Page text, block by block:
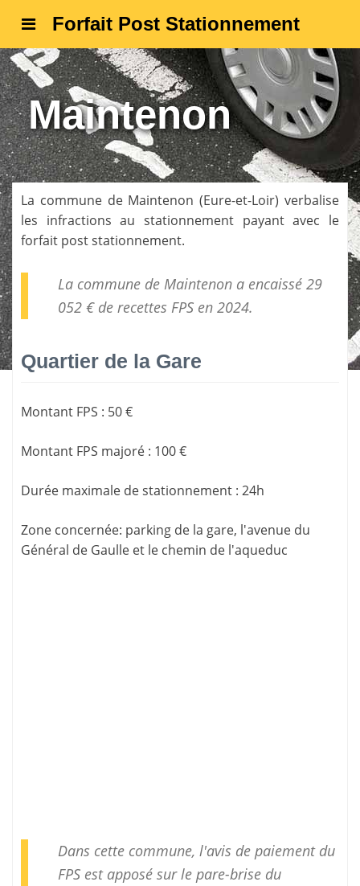
Forfait Post Stationnement
Maintenon
La commune de Maintenon (Eure-et-Loir) verbalise
les infractions au stationnement payant avec le
forfait post stationnement.
La commune de Maintenon a encaissé 29
052 € de recettes FPSen 2024.
Quartier de la Gare
Montant FPS : 50 €
Montant FPS majoré : 100 €
Durée maximale de stationnement : 24h
Zone concernée: parking de la gare, l'avenue du
Général de Gaulle et le chemin de l'aqueduc
Dans cette commune, l'avis de paiement du
FPS est apposé sur le pare-brise du